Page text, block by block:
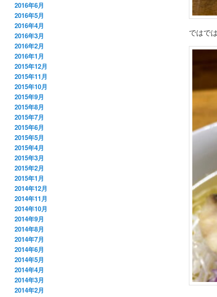
ではで
2016年6月
2016年5月
2016年4月
2016年3月
2016年2月
2016年1月
2015年12月
2015年11月
2015年10月
2015年9月
2015年8月
2015年7月
2015年6月
2015年5月
2015年4月
2015年3月
2015年2月
2015年1月
2014年12月
2014年11月
2014年10月
2014年9月
2014年8月
2014年7月
2014年6月
2014年5月
2014年4月
2014年3月
2014年2月